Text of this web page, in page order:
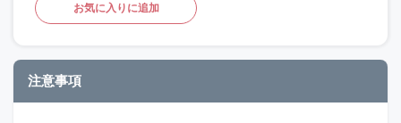
お気に入りに追加
注意事項